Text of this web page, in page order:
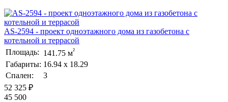
AS-2594 - проект одноэтажного дома из газобетона с
котельной и террасой
Площадь: 141.75 м²
Габариты: 16.94 х 18.29
Спален:
3
52 325 ₽
45 500